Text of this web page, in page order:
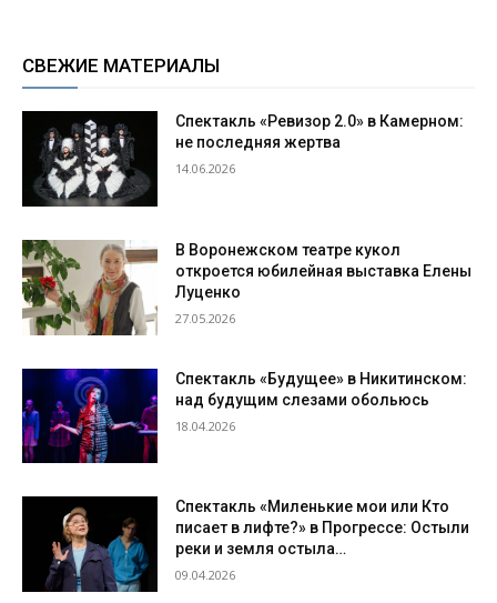
СВЕЖИЕ МАТЕРИАЛЫ
Спектакль «Ревизор 2.0» в Камерном:
не последняя жертва
14.06.2026
В Воронежском театре кукол
откроется юбилейная выставка Елены
Луценко
27.05.2026
Спектакль «Будущее» в Никитинском:
над будущим слезами обольюсь
18.04.2026
Спектакль «Миленькие мои или Кто
писает в лифте?» в Прогрессе: Остыли
реки и земля остыла…
09.04.2026